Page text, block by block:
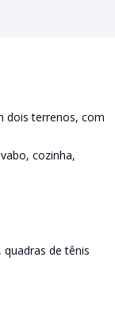
dois terrenos, com
cozinha,
de tênis